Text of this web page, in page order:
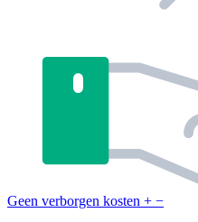
Geen verborgen kosten + −